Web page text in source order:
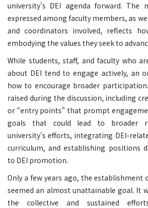
university’s DEI agenda forward. The
expressed among faculty members, as
and coordinators involved, reflects
embodying the values they seek to
While students, staff, and faculty who
about DEI tend to engage actively, an
how to encourage broader
raised during the discussion, including
or “entry points” that prompt
goals that could lead to broader
university’s efforts, integrating DEI-
curriculum, and establishing positions
to DEI promotion.
Only a few years ago, the establishment
seemed an almost unattainable goal. It
the collective and sustained